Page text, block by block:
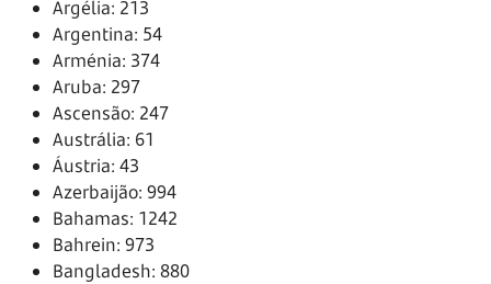
Argélia: 213
Argentina: 54
Arménia: 374
Aruba: 297
Ascensão: 247
Austrália: 61
Áustria: 43
Azerbaijão: 994
Bahamas: 1242
Bahrein: 973
Bangladesh: 880